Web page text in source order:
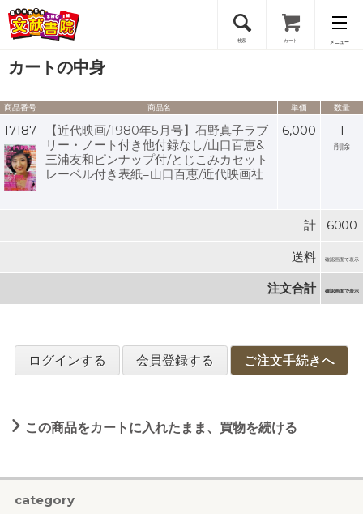
検索 カート メニュー
会員登録
ログイン
カートの中身
商品番号 商品名 単価 数量
17187
【近代映画/1980年5月号】石野真子ラブ
リー・ノート付き他付録なし/山口百恵&
三浦友和ピンナップ付/とじこみカセット
レーベル付き表紙=山口百恵/近代映画社
6,000 1
削除
計 6000
送料 確認画面で表示
注文合計 確認画面で表示
ログインする 会員登録する ご注文手続きへ
この商品をカートに入れたまま、買物を続ける
category